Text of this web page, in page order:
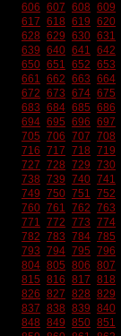
606 607 608 609
617 618 619 620
628 629 630 631
639 640 641 642
650 651 652 653
661 662 663 664
672 673 674 675
683 684 685 686
694 695 696 697
705 706 707 708
716 717 718 719
727 728 729 730
738 739 740 741
749 750 751 752
760 761 762 763
771 772 773 774
782 783 784 785
793 794 795 796
804 805 806 807
815 816 817 818
826 827 828 829
837 838 839 840
848 849 850 851